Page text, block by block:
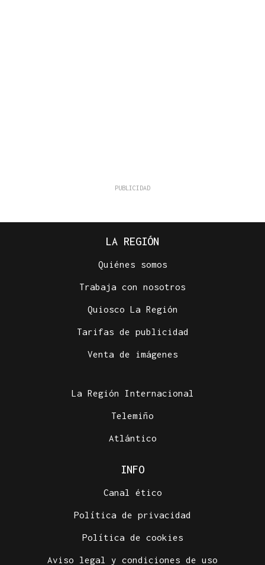
LA REGIÓN
Quiénes somos
Trabaja con nosotros
Quiosco La Región
Tarifas de publicidad
Venta de imágenes
La Región Internacional
Telemiño
Atlántico
INFO
Canal ético
Política de privacidad
Política de cookies
Aviso legal y condiciones de uso